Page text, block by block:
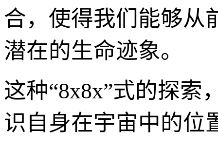
合，使得我们能够从
潜在的生命迹象。
这种“8x8x”式的探索
识自身在宇宙中的位